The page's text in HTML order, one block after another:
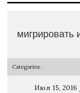
мигрировать
Categories: .
Июл 15,